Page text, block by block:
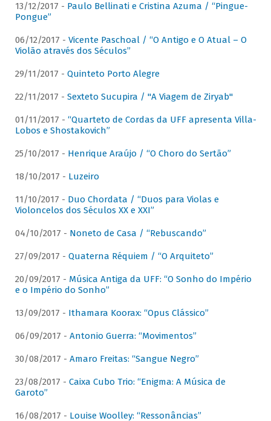
13/12/2017 - Paulo Bellinati e Cristina Azuma / “Pingue-
Pongue”
06/12/2017 - Vicente Paschoal / “O Antigo e O Atual – O
Violão através dos Séculos”
29/11/2017 - Quinteto Porto Alegre
22/11/2017 - Sexteto Sucupira / "A Viagem de Ziryab"
01/11/2017 - “Quarteto de Cordas da UFF apresenta Villa-
Lobos e Shostakovich”
25/10/2017 - Henrique Araújo / “O Choro do Sertão”
18/10/2017 - Luzeiro
11/10/2017 - Duo Chordata / “Duos para Violas e
Violoncelos dos Séculos XX e XXI”
04/10/2017 - Noneto de Casa / “Rebuscando”
27/09/2017 - Quaterna Réquiem / “O Arquiteto”
20/09/2017 - Música Antiga da UFF: “O Sonho do Império
e o Império do Sonho”
13/09/2017 - Ithamara Koorax: “Opus Clássico”
06/09/2017 - Antonio Guerra: “Movimentos”
30/08/2017 - Amaro Freitas: “Sangue Negro”
23/08/2017 - Caixa Cubo Trio: “Enigma: A Música de
Garoto”
16/08/2017 - Louise Woolley: “Ressonâncias”